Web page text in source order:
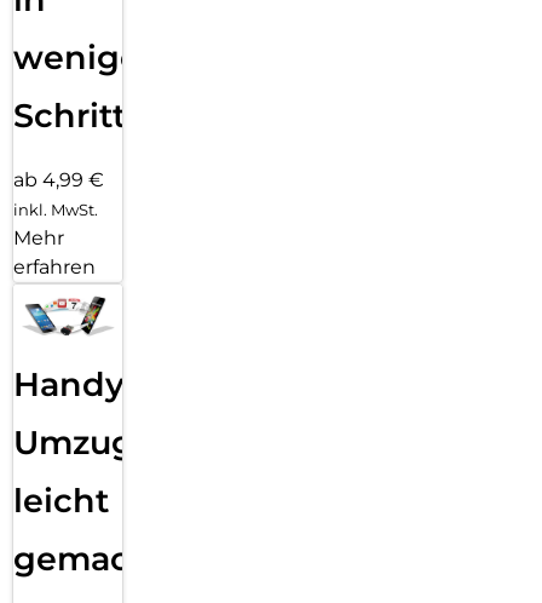
wenigen
Schritten
ab 4,99 €
inkl. MwSt.
Mehr
erfahren
Handy
Umzug
leicht
gemacht!